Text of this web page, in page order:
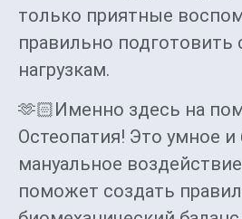
только приятные
правильно подготовить
нагрузкам.
🫶🏻Именно здесь на
Остеопатия! Это умное и
мануальное
поможет создать